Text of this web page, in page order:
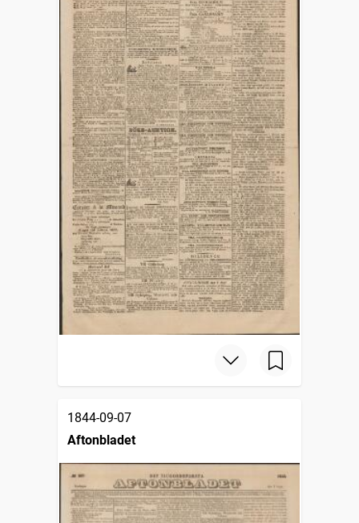
1844-09-07
Aftonbladet